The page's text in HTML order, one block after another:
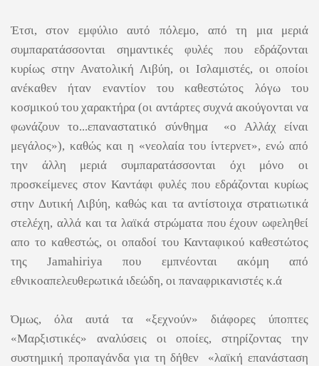
Έτσι, στον εμφύλιο αυτό πόλεμο, από τη μια μεριά
συμπαρατάσσονται σημαντικές φυλές που εδράζονται
κυρίως στην Ανατολική Λιβύη, οι Ισλαμιστές, οι οποίοι
ανέκαθεν ήταν εναντίον του καθεστώτος λόγω του
κοσμικού του χαρακτήρα (οι αντάρτες συχνά ακούγονται να
φωνάζουν το...επαναστατικό σύνθημα «ο Αλλάχ είναι
μεγάλος»), καθώς και η «νεολαία του ίντερνετ», ενώ από
την άλλη μεριά συμπαρατάσσονται όχι μόνοοι
προσκείμενες στον Καντάφι φυλές που εδράζονται κυρίως
στην Δυτική Λιβύη, καθώς και τα αντίστοιχα στρατιωτικά
στελέχη, αλλάκαι τα λαϊκά στρώματα που έχουν ωφεληθεί
απο το καθεστώς, οι οπαδοί του Κανταφικού καθεστώτος
τηςJamahiriya που εμπνέονται ακόμη από
εθνικοαπελευθερωτικά ιδεώδη, οι παναφρικανιστές κ.ά
Όμως, όλα αυτά τα «ξεχνούν» διάφορες ύποπτες
«Μαρξιστικές» αναλύσεις οι οποίες, στηρίζοντας την
συστημική προπαγάνδα για τη δήθεν «λαϊκή επανάσταση